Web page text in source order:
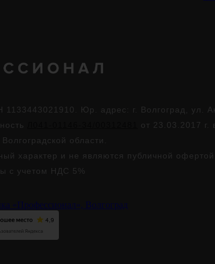
Юр. адрес: г. Волгоград, ул.
от 23.03.2017 г.
области.
характер и не являются публичной офертой.
с учетом НДС 5%